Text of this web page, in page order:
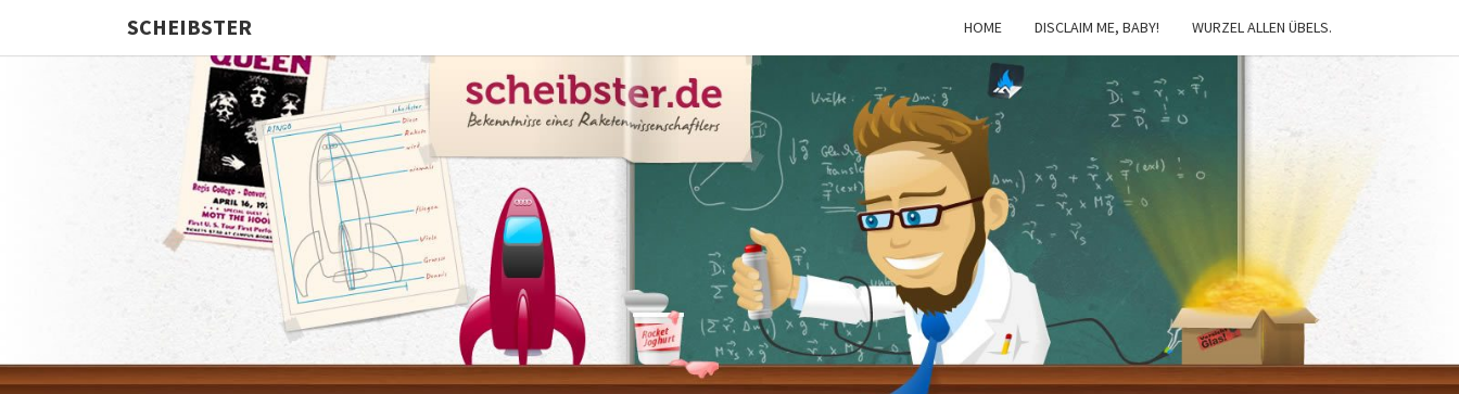
SCHEIBSTER HOME DISCLAIM ME, BABY! WURZEL ALLEN ÜBELS.
SCHEIBSTER
Gutbürgerliche
Reime Und
Mehr! In
Blogform.
Total Old
School!